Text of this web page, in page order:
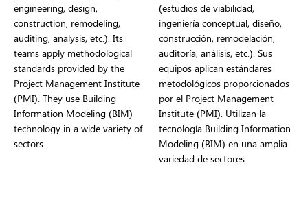
engineering, design,
construction, remodeling,
auditing, analysis, etc.). Its
teams apply methodological
standards provided by the
Project Management Institute
(PMI). They use Building
Information Modeling (BIM)
technology in a wide variety of
sectors.
(estudios de viabilidad,
ingeniería conceptual, diseño,
construcción, remodelación,
auditoría, análisis, etc.). Sus
equipos aplican estándares
metodológicos proporcionados
por el Project Management
Institute (PMI). Utilizan la
tecnología Building Information
Modeling (BIM) en una amplia
variedad de sectores.